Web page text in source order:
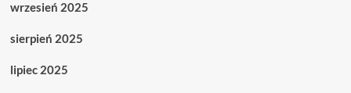
wrzesień 2025
sierpień 2025
lipiec 2025